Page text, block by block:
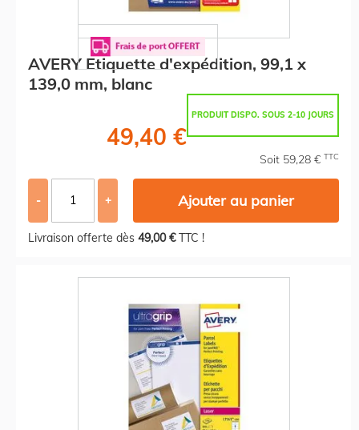
AVERY Etiquette d'expédition, 99,1 x
139,0 mm, blanc
PRODUIT DISPO. SOUS 2-10 JOURS
49,40 €
Soit 59,28 € TTC
- + Ajouter au panier
Livraison offerte dès 49,00 €TTC !